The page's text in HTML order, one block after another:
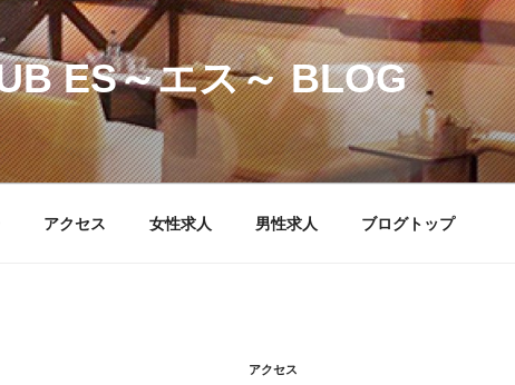
ES～エス～ BLOG
アクセス 女性求人 男性求人 ブログトップ
アクセス